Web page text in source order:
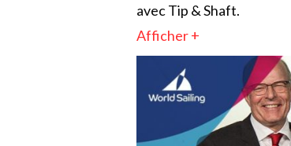
avec Tip & Shaft.
Afficher +